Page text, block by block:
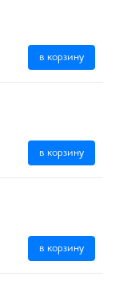
в корзину
в корзину
в корзину